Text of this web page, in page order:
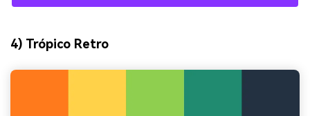
4) Trópico Retro